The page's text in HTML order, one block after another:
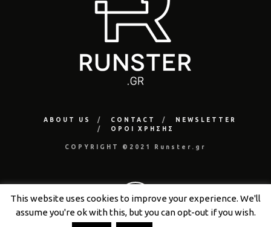
ABOUT US CONTACT
NEWSLETTER
ΟΡΟΙ ΧΡΗΣΗΣ
COPYRIGHT ©2021 Runster.gr
This website uses cookies to improve your experience. We'll
assume you're ok with this, but you can opt-out if you wish.